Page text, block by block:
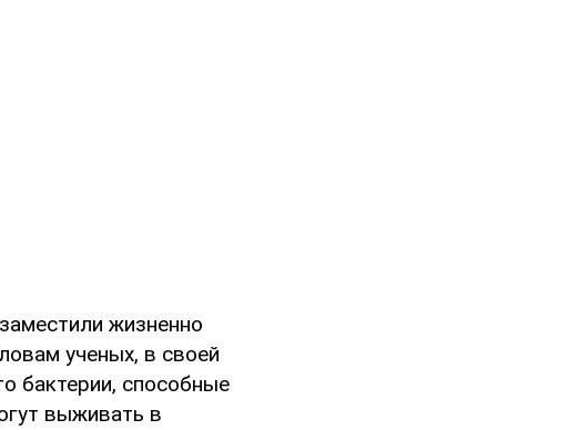
жизненно
ученых, в своей
бактерии, способные
выживать в